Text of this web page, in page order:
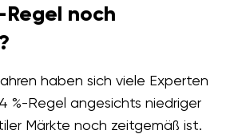
noch
haben sich viele Experten
%-Regel angesichts niedriger
Märkte noch zeitgemäß ist.